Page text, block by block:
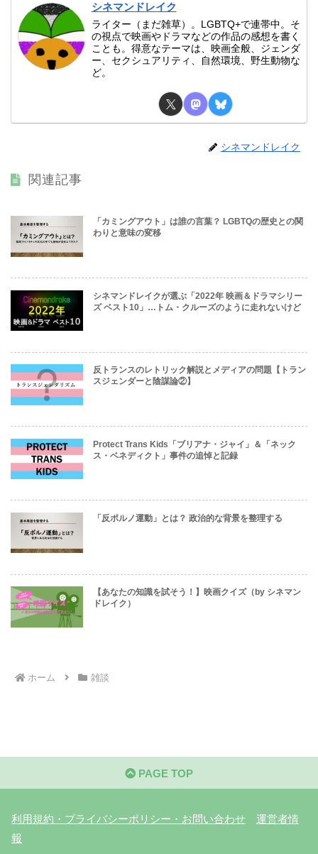
シネマンドレイク
ライター（まだ雑草）。LGBTQ+で連帯中。そ
の視点で映画やドラマなどの作品の感想を書く
ことも。得意なテーマは、映画全般、ジェンダ
ー、セクシュアリティ、自然環境、野生動物な
ど。
シネマンドレイク
関連記事
「カミングアウト」は誰の言葉？ LGBTQの歴史との関
わりと意味の変移
シネマンドレイクが選ぶ「2022年 映画＆ドラマシリー
ズ ベスト10」…トム・クルーズのように走れないけど
反トランスのレトリック解説とメディアの問題【トラン
スジェンダーと陰謀論②】
Protect Trans Kids「ブリアナ・ジャイ」＆「ネック
ス・ベネディクト」事件の追悼と記録
「反ポルノ運動」とは？ 政治的な背景を整理する
【あなたの知識を試そう！】映画クイズ（by シネマン
ドレイク）
ホーム 雑談
PAGE TOP
利用規約・プライバシーポリシー・お問い合わせ
運営者情
報